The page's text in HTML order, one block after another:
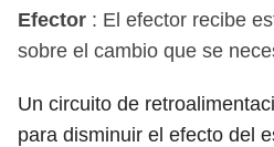
Efector : El efector recibe
sobre el cambio que se
Un circuito de
para disminuir el efecto del